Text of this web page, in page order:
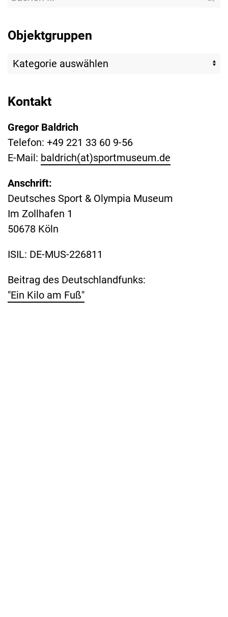
Objektgruppen
Kontakt
Gregor Baldrich
Telefon: +49 221 33 60 9-56
E-Mail: baldrich(at)sportmuseum.de
Anschrift:
Deutsches Sport & Olympia Museum
Im Zollhafen 1
50678 Köln
ISIL: DE-MUS-226811
Beitrag des Deutschlandfunks:
"Ein Kilo am Fuß"